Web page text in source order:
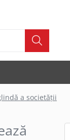
a societății